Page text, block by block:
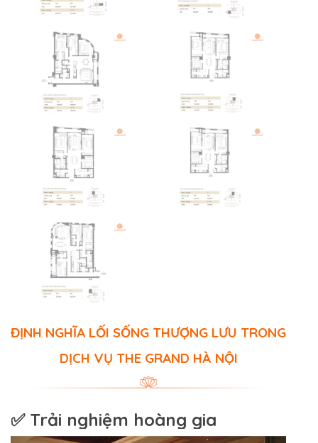
ĐỊNH NGHĨA LỐI SỐNG THƯỢNG LƯU TRONG
DỊCH VỤ THE GRAND HÀ NỘI
✅ Trải nghiệm hoàng gia